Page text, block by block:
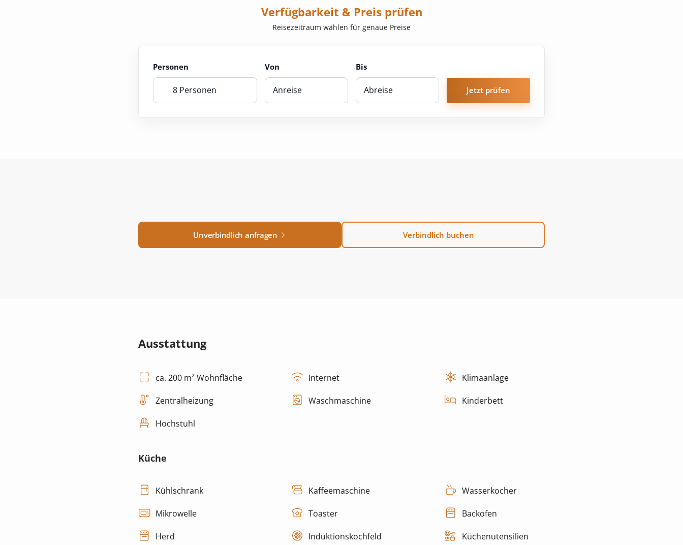
Verfügbarkeit & Preis prüfen
Reisezeitraum wählen für genaue Preise
Personen
8 Personen
Von Bis
Jetzt prüfen
Unverbindlich anfragen Verbindlich buchen
Ausstattung
ca. 200 m² Wohnfläche Internet Klimaanlage
Zentralheizung Waschmaschine Kinderbett
Hochstuhl
Küche
Kühlschrank Kaffeemaschine Wasserkocher
Mikrowelle Toaster Backofen
Herd Induktionskochfeld Küchenutensilien